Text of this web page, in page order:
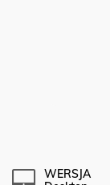
WERSJA